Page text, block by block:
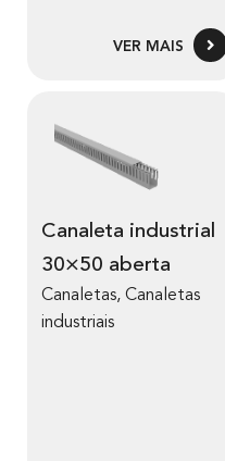
VER MAIS
Canaleta industrial
30×50 aberta
Canaletas, Canaletas
industriais